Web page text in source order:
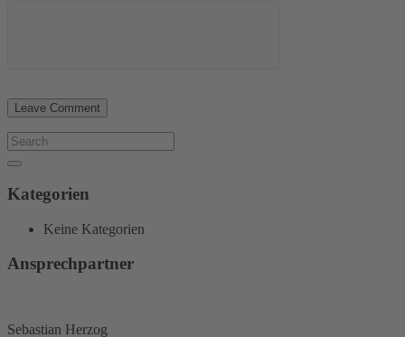
Kategorien
Keine Kategorien
Ansprechpartner
Sebastian Herzog